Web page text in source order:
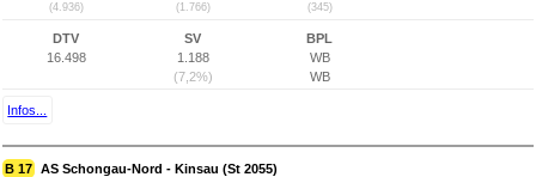
(4.936) (1.766) (345)
DTV
16.498
SV
1.188
(7,2%)
BPL
WB
WB
Infos...
B 17 AS Schongau-Nord - Kinsau (St 2055)